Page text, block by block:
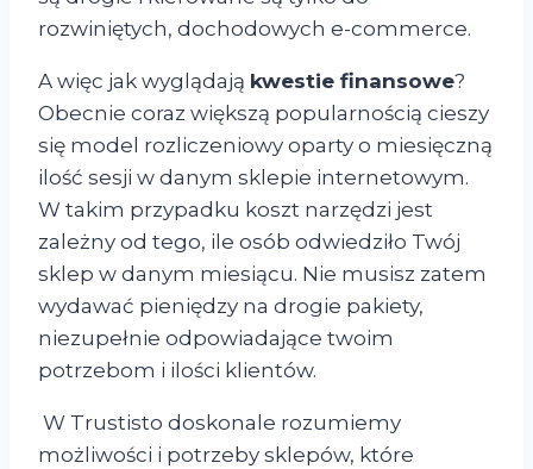
rozwiniętych, dochodowych e-commerce.
A więc jak wyglądają kwestie finansowe?
Obecnie coraz większą popularnością cieszy
się model rozliczeniowy oparty o miesięczną
ilość sesji w danym sklepie internetowym.
W takim przypadku koszt narzędzi jest
zależny od tego, ile osób odwiedziło Twój
sklep w danym miesiącu. Nie musisz zatem
wydawać pieniędzy na drogie pakiety,
niezupełnie odpowiadające twoim
potrzebom i ilości klientów.
W Trustisto doskonale rozumiemy
możliwości i potrzeby sklepów, które